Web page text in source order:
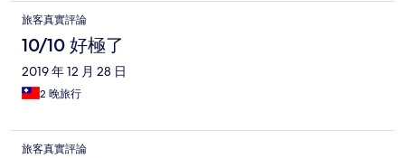
旅客真實評論
10/10 好極了
2019 年 12 月 28 日
2 晚旅行
旅客真實評論